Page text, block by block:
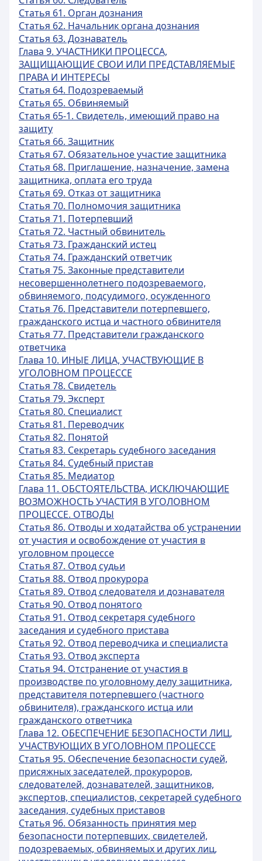
Статья 61. Орган дознания
Статья 62. Начальник органа дознания
Статья 63. Дознаватель
Глава 9. УЧАСТНИКИ ПРОЦЕССА,
ЗАЩИЩАЮЩИЕ СВОИ ИЛИ ПРЕДСТАВЛЯЕМЫЕ
ПРАВА И ИНТЕРЕСЫ
Статья 64. Подозреваемый
Статья 65. Обвиняемый
Статья 65-1. Свидетель, имеющий право на
защиту
Статья 66. Защитник
Статья 67. Обязательное участие защитника
Статья 68. Приглашение, назначение, замена
защитника, оплата его труда
Статья 69. Отказ от защитника
Статья 70. Полномочия защитника
Статья 71. Потерпевший
Статья 72. Частный обвинитель
Статья 73. Гражданский истец
Статья 74. Гражданский ответчик
Статья 75. Законные представители
несовершеннолетнего подозреваемого,
обвиняемого, подсудимого, осужденного
Статья 76. Представители потерпевшего,
гражданского истца и частного обвинителя
Статья 77. Представители гражданского
ответчика
Глава 10. ИНЫЕ ЛИЦА, УЧАСТВУЮЩИЕ В
УГОЛОВНОМ ПРОЦЕССЕ
Статья 78. Свидетель
Статья 79. Эксперт
Статья 80. Специалист
Статья 81. Переводчик
Статья 82. Понятой
Статья 83. Секретарь судебного заседания
Статья 84. Судебный пристав
Статья 85. Медиатор
Глава 11. ОБСТОЯТЕЛЬСТВА, ИСКЛЮЧАЮЩИЕ
ВОЗМОЖНОСТЬ УЧАСТИЯ В УГОЛОВНОМ
ПРОЦЕССЕ. ОТВОДЫ
Статья 86. Отводы и ходатайства об устранении
от участия и освобождение от участия в
уголовном процессе
Статья 87. Отвод судьи
Статья 88. Отвод прокурора
Статья 89. Отвод следователя и дознавателя
Статья 90. Отвод понятого
Статья 91. Отвод секретаря судебного
заседания и судебного пристава
Статья 92. Отвод переводчика и специалиста
Статья 93. Отвод эксперта
Статья 94. Отстранение от участия в
производстве по уголовному делу защитника,
представителя потерпевшего (частного
обвинителя), гражданского истца или
гражданского ответчика
Глава 12. ОБЕСПЕЧЕНИЕ БЕЗОПАСНОСТИ ЛИЦ,
УЧАСТВУЮЩИХ В УГОЛОВНОМ ПРОЦЕССЕ
Статья 95. Обеспечение безопасности судей,
присяжных заседателей, прокуроров,
следователей, дознавателей, защитников,
экспертов, специалистов, секретарей судебного
заседания, судебных приставов
Статья 96. Обязанность принятия мер
безопасности потерпевших, свидетелей,
подозреваемых, обвиняемых и других лиц,